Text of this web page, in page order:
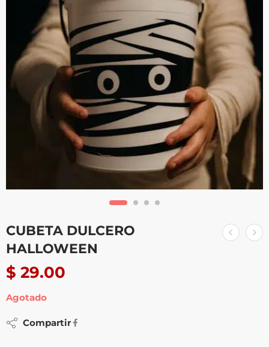
CUBETA DULCERO
HALLOWEEN
$ 29.00
Agotado
Compartir